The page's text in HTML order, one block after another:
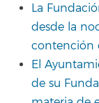
La
desde la
contención
El
de su